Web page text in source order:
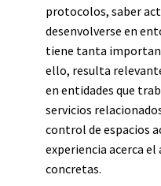
protocolos, saber
desenvolverse en
tiene tanta
ello, resulta
en entidades que
servicios
control de espacios
experiencia acerca
concretas.